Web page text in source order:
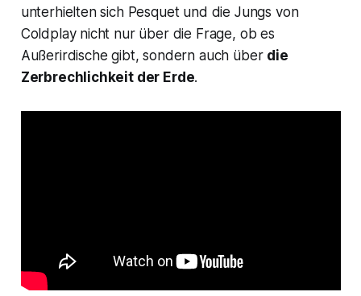
unterhielten sich Pesquet und die Jungs von
Coldplay nicht nur über die Frage, ob es
Außerirdische gibt, sondern auch über die
Zerbrechlichkeit der Erde.